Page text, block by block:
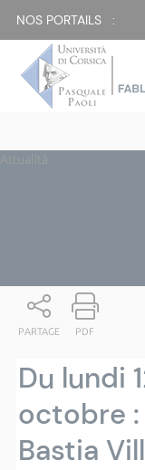
NOS PORTAILS :
Attualità
PARTAGE PDF
Du lundi
octobre
Bastia